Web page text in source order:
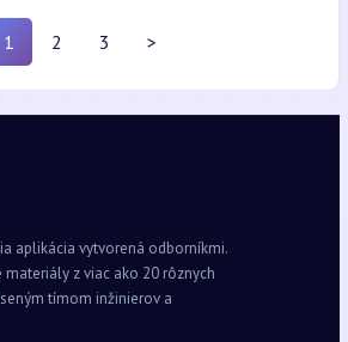
1 2 3 >
aplikácia vytvorená odborníkmi.
z viac ako 20 rôznych
tímom inžinierov a